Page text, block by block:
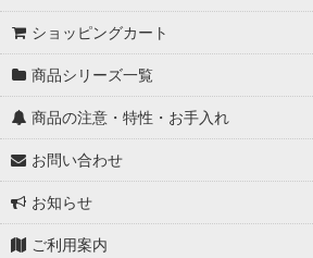
ショッピングカート
商品シリーズ一覧
商品の注意・特性・お手入れ
お問い合わせ
お知らせ
ご利用案内